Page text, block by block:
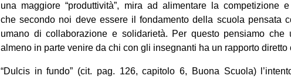
una maggiore “produttività”, mira ad alimentare la competizione
che secondo noi deve essere il fondamento della scuola pensata
umano di collaborazione e solidarietà. Per questo pensiamo che
almeno in parte venire da chi con gli insegnanti ha un rapporto
“Dulcis in fundo” (cit. pag. 126, capitolo 6, Buona Scuola)